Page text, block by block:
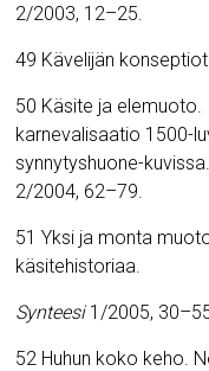
2/2003, 12–25.
49 Kävelijän
50 Käsite ja elemuoto.
karnevalisaatio 1500-
synnytyshuone-
2/2004, 62–79.
51 Yksi ja monta
käsitehistoriaa.
Synteesi1/2005,
52 Huhun koko keho.